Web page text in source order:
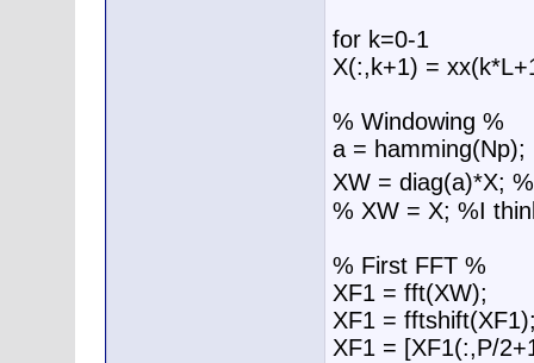
for k=0-1
X(:,k+1) =
% Windowing %
a = hamming(Np);
XW = diag(a)*X;
% XW = X; %I
% First FFT %
XF1 = fft(XW);
XF1 =
XF1 = [XF1(:,P/